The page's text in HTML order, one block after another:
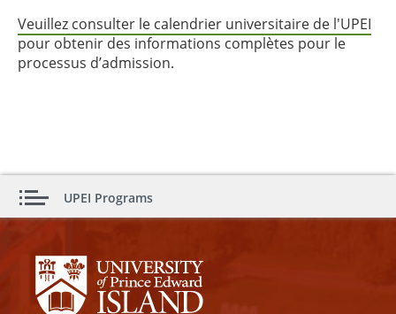
Veuillez consulter le calendrier universitaire de l'UPEI
pour obtenir des informations complètes pour le
processus d’admission.
UPEI Programs